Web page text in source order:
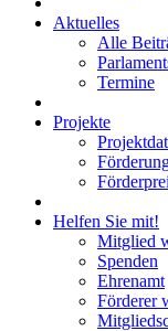
Aktuelles
Alle
Termine
Projekte
Helfen Sie mit!
Mitglied
Spenden
Ehrenamt
Förderer